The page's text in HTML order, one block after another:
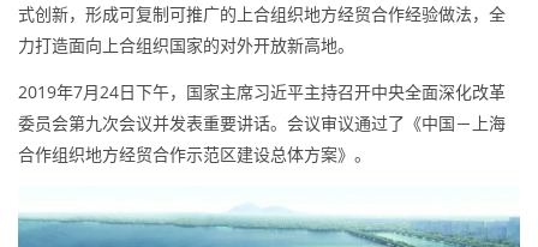
式创新，形成可复制可推广的上合组织地方经贸合作经验做法，全
力打造面向上合组织国家的对外开放新高地。
2019年7月24日下午，国家主席习近平主持召开中央全面深化改革
委员会第九次会议并发表重要讲话。会议审议通过了《中国－上海
合作组织地方经贸合作示范区建设总体方案》。